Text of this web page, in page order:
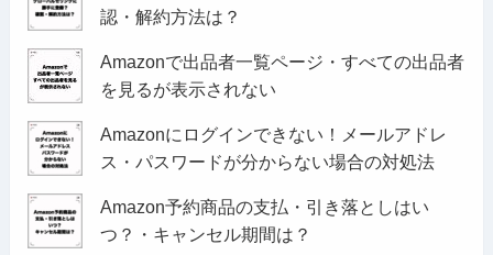
認・解約方法は？
Amazonで出品者一覧ページ・すべての出品者
を見るが表示されない
Amazonにログインできない！メールアドレ
ス・パスワードが分からない場合の対処法
Amazon予約商品の支払・引き落としはい
つ？・キャンセル期間は？